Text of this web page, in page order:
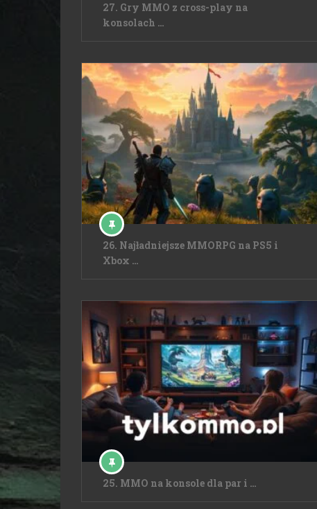
27. Gry MMO z cross-play na
konsolach …
26. Najładniejsze MMORPG na PS5 i
Xbox …
25. MMO na konsole dla par i …